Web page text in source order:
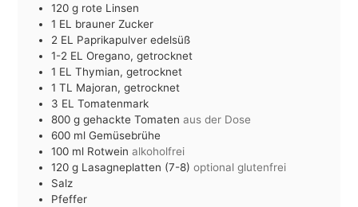
120 g rote Linsen
1 EL
brauner Zucker
2 EL
Paprikapulver edelsüß
1-2 EL Oregano, getrocknet
1 EL Thymian, getrocknet
1 TL
Majoran, getrocknet
3 EL Tomatenmark
800 g gehackte Tomaten aus der Dose
600 ml Gemüsebrühe
100 ml Rotwein alkoholfrei
120 g Lasagneplatten (7-8) optional glutenfrei
Salz
Pfeffer